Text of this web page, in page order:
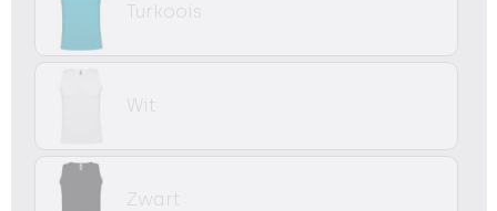
Turkoois
Wit
Zwart